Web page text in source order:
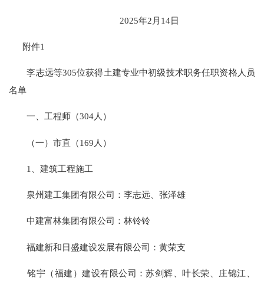
2025年2月14日
附件1
李志远等305位获得土建专业中初级技术职务任职资格人员
名单
一、工程师（304人）
（一）市直（169人）
1、建筑工程施工
泉州建工集团有限公司：李志远、张泽雄
中建富林集团有限公司：林铃铃
福建新和日盛建设发展有限公司：黄荣支
铭宇（福建）建设有限公司：苏剑辉、叶长荣、庄锦江、